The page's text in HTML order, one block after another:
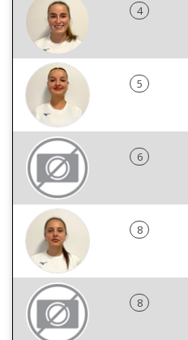
4
5
6
8
8